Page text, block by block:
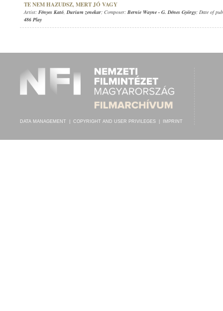
TE NEM HAZUDSZ, MERT JÓ VAGY
Artist: Fényes Kató,Durium zenekar; Composer: Bernie Wayne - G. Dénes György; Date of
486 Play
DATA MANAGEMENT COPYRIGHT AND USER PRIVILEGES IMPRINT